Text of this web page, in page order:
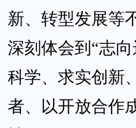
新、转型发展等
深刻体会到“志
科学、求实创新
者、以开放合作